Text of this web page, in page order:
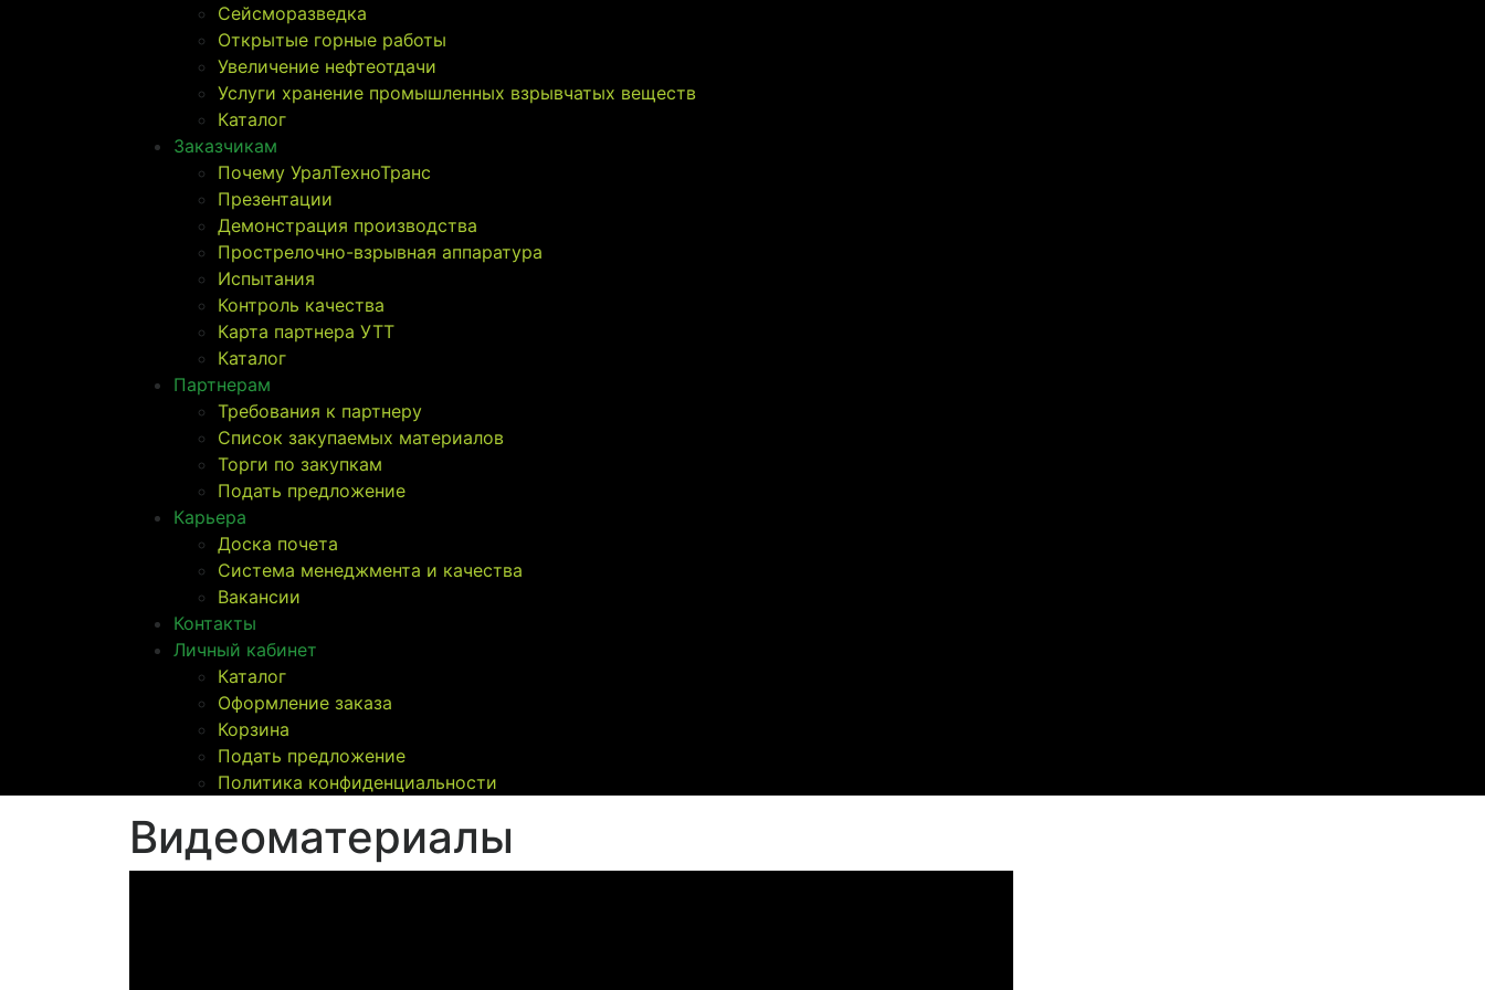
Сейсморазведка
Открытые горные работы
Увеличение нефтеотдачи
Услуги хранение промышленных взрывчатых веществ
Каталог
Заказчикам
Почему УралТехноТранс
Презентации
Демонстрация производства
Прострелочно-взрывная аппаратура
Испытания
Контроль качества
Карта партнера УТТ
Каталог
Партнерам
Требования к партнеру
Список закупаемых материалов
Торги по закупкам
Подать предложение
Карьера
Доска почета
Система менеджмента и качества
Вакансии
Контакты
Личный кабинет
Каталог
Оформление заказа
Корзина
Подать предложение
Политика конфиденциальности
Видеоматериалы